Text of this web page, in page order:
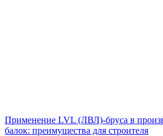
Применение LVL (ЛВЛ)-бруса в
балок: преимущества для строителя